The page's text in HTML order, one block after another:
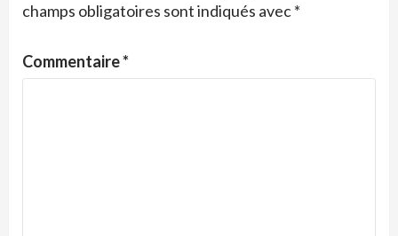
champs obligatoires sont indiqués avec*
Commentaire*